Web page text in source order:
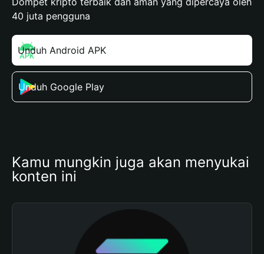
40 juta pengguna
Unduh Android APK
Unduh Google Play
Kamu mungkin juga akan menyukai
konten ini